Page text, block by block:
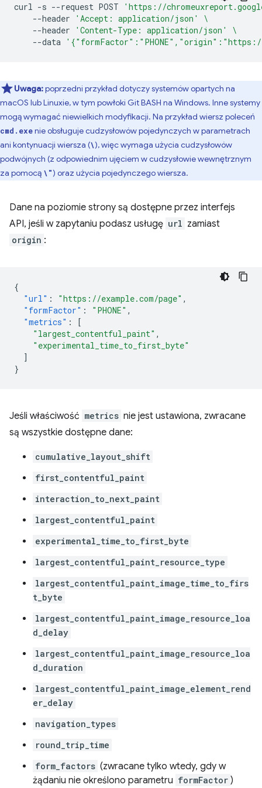
curl -s --request POST
'https://
--header
'Accept: application/json'
\
--header
'Content-Type: application/json'
\
--data
Uwaga:poprzedni przykład dotyczy systemów opartych na
macOS lub Linuxie, w tym powłoki Git BASH na Windows. Inne systemy
mogą wymagać niewielkich modyfikacji. Na przykład wiersz poleceń
cmd.exenie obsługuje cudzysłowów pojedynczych w parametrach
ani kontynuacji wiersza (\), więc wymaga użycia cudzysłowów
podwójnych (z odpowiednim ujęciem w cudzysłowie wewnętrznym
za pomocą \") oraz użycia pojedynczego wiersza.
Dane na poziomie strony są dostępne przez interfejs
API, jeśli w zapytaniu podasz usługę url zamiast
origin :
{
"url" : "https://example.com/page" ,
"formFactor" : "PHONE" ,
"metrics" :
[
"largest_contentful_paint" ,
"experimental_time_to_first_byte"
]
}
Jeśli właściwość metrics nie jest ustawiona, zwracane
są wszystkie dostępne dane:
cumulative_layout_shift
first_contentful_paint
interaction_to_next_paint
largest_contentful_paint
experimental_time_to_first_byte
largest_contentful_paint_resource_type
largest_contentful_paint_image_time_to_firs
t_byte
largest_contentful_paint_image_resource_loa
d_delay
largest_contentful_paint_image_resource_loa
d_duration
largest_contentful_paint_image_element_rend
er_delay
navigation_types
round_trip_time
form_factors (zwracane tylko wtedy, gdy w
żądaniu nie określono parametru formFactor )